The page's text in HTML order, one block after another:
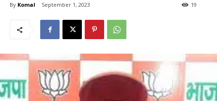
By Komal September 1, 2023 19